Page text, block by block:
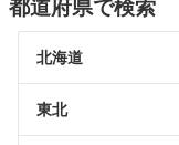
都道府県で検索
北海道
東北